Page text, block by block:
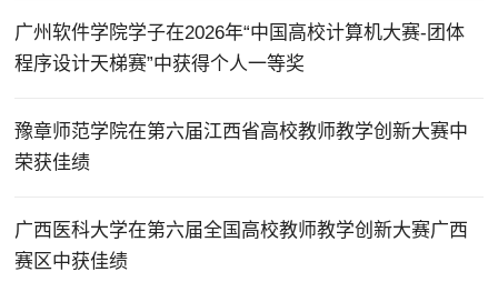
广州软件学院学子在2026年“中国高校计算机大赛-团体
程序设计天梯赛”中获得个人一等奖
豫章师范学院在第六届江西省高校教师教学创新大赛中
荣获佳绩
广西医科大学在第六届全国高校教师教学创新大赛广西
赛区中获佳绩